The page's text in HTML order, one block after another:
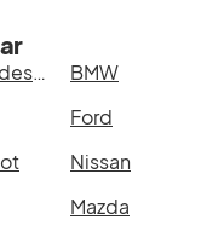
Mercedes-Benz
BMW
Ford
Nissan
Mazda